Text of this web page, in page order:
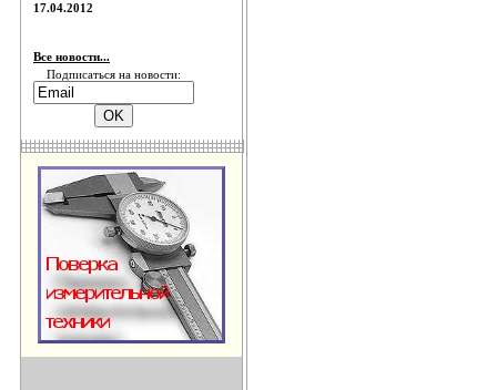
17.04.2012
Все новости...
Подписаться на новости: